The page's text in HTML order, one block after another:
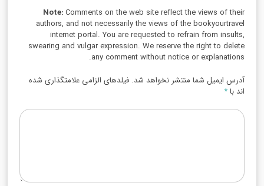
Note:Comments on the web site reflect the views of their
authors, and not necessarily the views of the bookyourtravel
internet portal. You are requested to refrain from insults,
swearing and vulgar expression. We reserve the right to delete
any comment without notice or explanations.
آدرس ایمیل شما منتشر نخواهد شد. فیلدهای الزامی علامتگذاری شده
اند با*